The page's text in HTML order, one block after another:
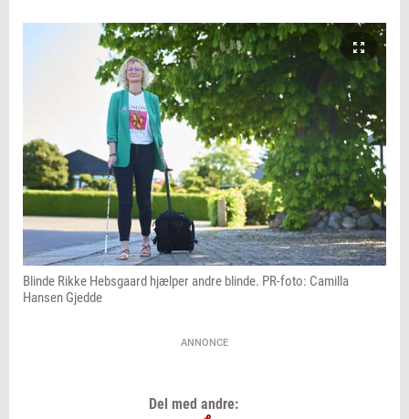
Blinde Rikke Hebsgaard hjælper andre blinde. PR-foto: Camilla
Hansen Gjedde
ANNONCE
Del med andre: